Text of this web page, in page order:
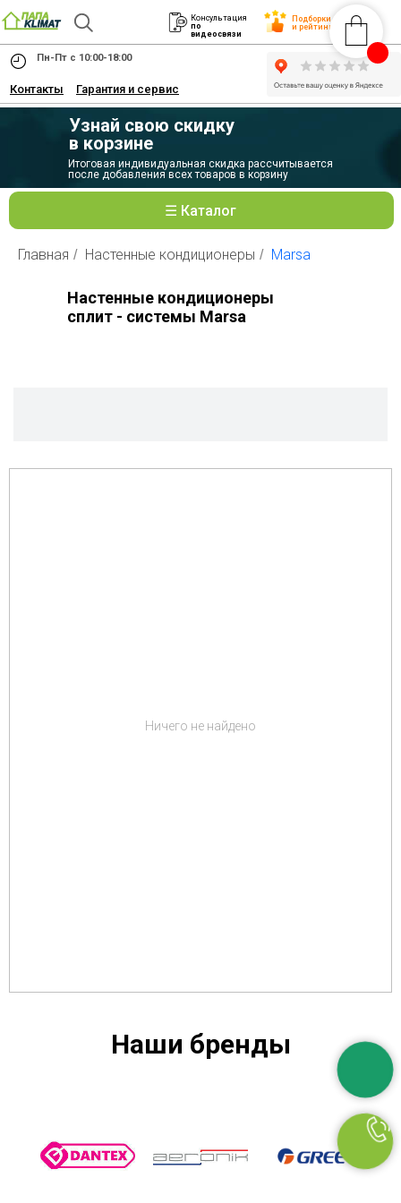
Консультация
по
видеосвязи
Подборки
и рейтинги
Пн-Пт с 10:00-18:00
Гарантия и сервис
Контакты
Итоговая индивидуальная скидка рассчитывается
после добавления всех товаров в корзину
Узнай свою скидку
в корзине
☰ Каталог
Главная / Настенные кондиционеры / Marsa
Настенные кондиционеры
сплит - системы Marsa
Ничего не найдено
Марса
Наши бренды